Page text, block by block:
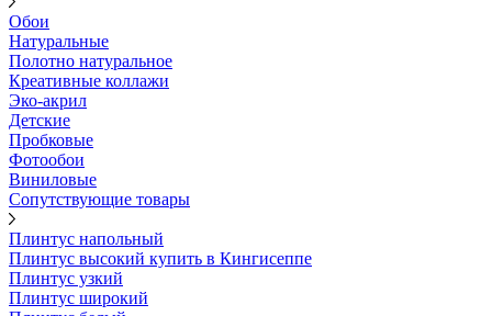
Обои
Натуральные
Полотно натуральное
Креативные коллажи
Эко-акрил
Детские
Пробковые
Фотообои
Виниловые
Сопутствующие товары
Плинтус напольный
Плинтус высокий купить в Кингисеппе
Плинтус узкий
Плинтус широкий